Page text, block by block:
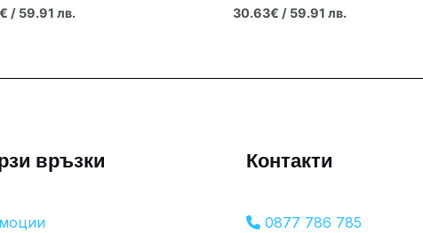
€ / 59.91 лв. 30.63€ / 59.91 лв.
връзки Контакти
0877 786 785